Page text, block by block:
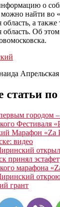
о
можно найти во
область, а
область. Об
Апрельская
статьи по
городом
Фестиваля
Марафон «Za
видео
принял
марафона
грант